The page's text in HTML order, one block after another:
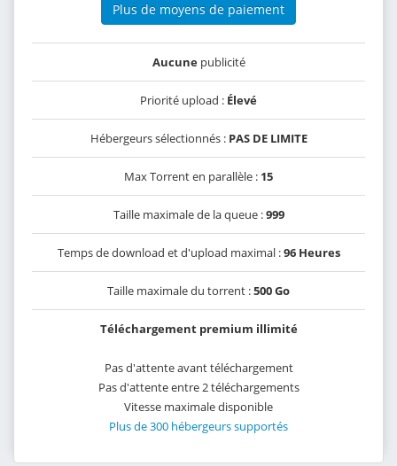
Plus de moyens de paiement
Aucunepublicité
Priorité upload : Élevé
Hébergeurs sélectionnés : PAS DE LIMITE
Max Torrent en parallèle : 15
Taille maximale de la queue :999
Temps de download et d'upload maximal :96 Heures
Taille maximale du torrent :500 Go
Téléchargement premium illimité
Pas d'attente avant téléchargement
Pas d'attente entre 2 téléchargements
Vitesse maximale disponible
Plus de 300 hébergeurs supportés